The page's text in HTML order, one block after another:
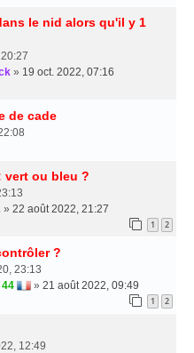
le nid alors qu'il y 1
» 19 oct. 2022, 07:16
de cade
vert ou bleu ?
» 22 août 2022, 21:27
1 2
?
23:13
» 21 août 2022, 09:49
1 2
12:49